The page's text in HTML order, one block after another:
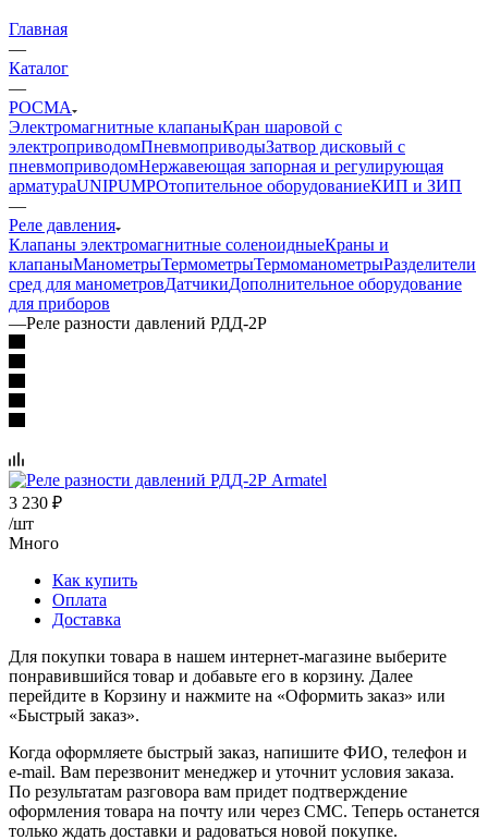
Главная
—
Каталог
—
РОСМА
Электромагнитные клапаныКран шаровой с
электроприводомПневмоприводыЗатвор дисковый с
пневмоприводомНержавеющая запорная и регулирующая
арматураUNIPUMPОтопительное оборудованиеКИП и ЗИП
—
Реле давления
Клапаны электромагнитные соленоидныеКраны и
клапаныМанометрыТермометрыТермоманометрыРазделители
сред для манометровДатчикиДополнительное оборудование
для приборов
—Реле разности давлений РДД-2Р
3 230 ₽
/шт
Много
Как купить
Оплата
Доставка
Для покупки товара в нашем интернет-магазине выберите
понравившийся товар и добавьте его в корзину. Далее
перейдите в Корзину и нажмите на «Оформить заказ» или
«Быстрый заказ».
Когда оформляете быстрый заказ, напишите ФИО, телефон и
e-mail. Вам перезвонит менеджер и уточнит условия заказа.
По результатам разговора вам придет подтверждение
оформления товара на почту или через СМС. Теперь останется
только ждать доставки и радоваться новой покупке.